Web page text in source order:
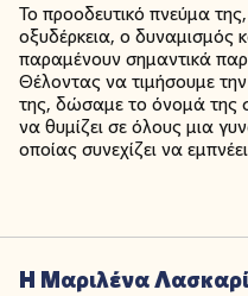
Το προοδευτικό πνεύμα
οξυδέρκεια, ο δυναμισμός
παραμένουν σημαντικά
Θέλοντας να τιμήσουμε
της, δώσαμε το όνομά της
να θυμίζει σε όλους μια
οποίας συνεχίζει να
Η Μαριλένα